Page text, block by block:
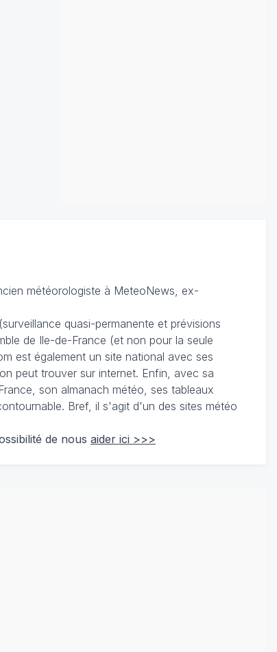
météorologiste à MeteoNews, ex-
quasi-permanente et prévisions
de Ile-de-France (et non pour la seule
est également un site national avec ses
peut trouver sur internet. Enfin, avec sa
son almanach météo, ses tableaux
Bref, il s'agit d'un des sites météo
de nous aider ici >>>